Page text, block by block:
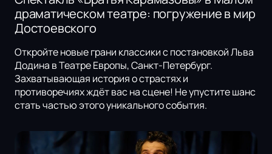
драматическом театре: погружение в мир
Достоевского
Откройте новые грани классики с постановкой Льва
Додина в Театре Европы, Санкт-Петербург.
Захватывающая история о страстях и
противоречиях ждёт вас на сцене! Не упустите шанс
стать частью этого уникального события.